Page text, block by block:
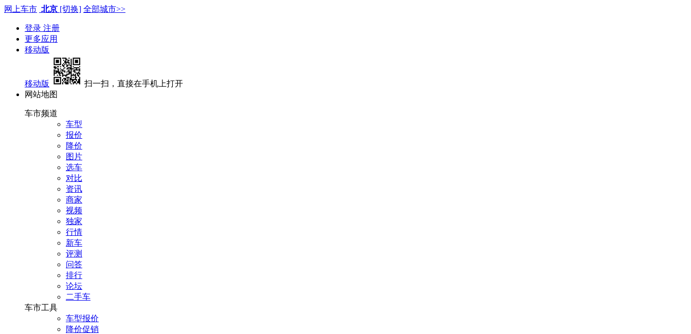
网上车市 北京 [切换] 全部城市>>
登录 注册
更多应用
移动版
移动版
扫一扫，直接在手机上打开
网站地图
车市频道
车型
报价
降价
图片
选车
对比
资讯
商家
视频
独家
行情
新车
评测
问答
排行
论坛
二手车
车市工具
车型报价
降价促销